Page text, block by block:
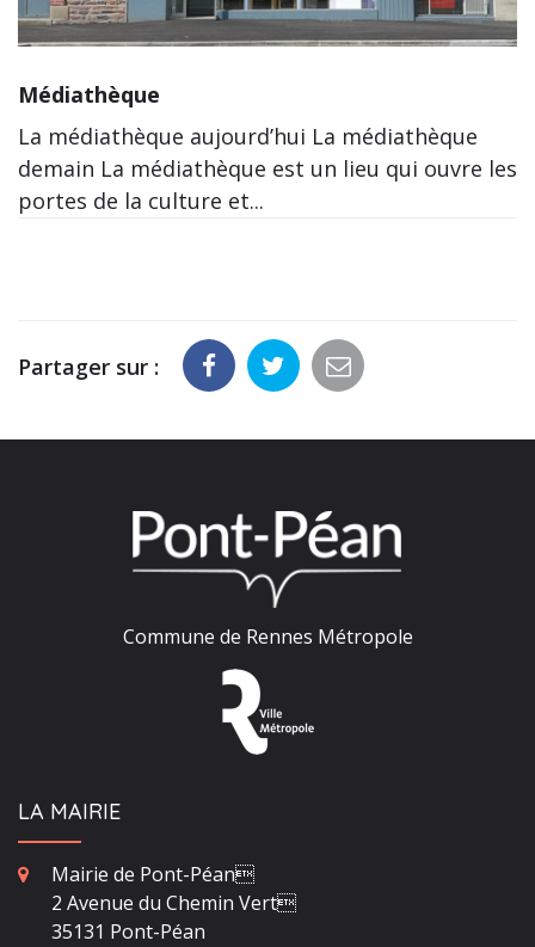
Médiathèque
La médiathèque aujourd’hui La médiathèque
demain La médiathèque est un lieu qui ouvre les
portes de la culture et...
Partager sur :
Commune de Rennes Métropole
LA MAIRIE
Mairie de Pont-Péan
2 Avenue du Chemin Vert
35131 Pont-Péan